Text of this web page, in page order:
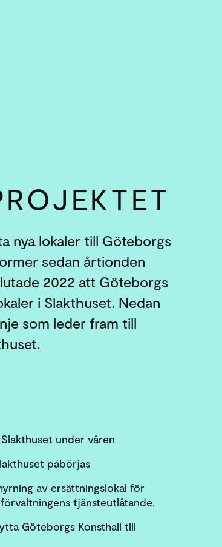
nya lokaler till Göteborgs
sedan årtionden
2022 att Göteborgs
i Slakthuset. Nedan
som leder fram till
under våren
påbörjas
av ersättningslokal för
tjänsteutlåtande.
Göteborgs Konsthall till